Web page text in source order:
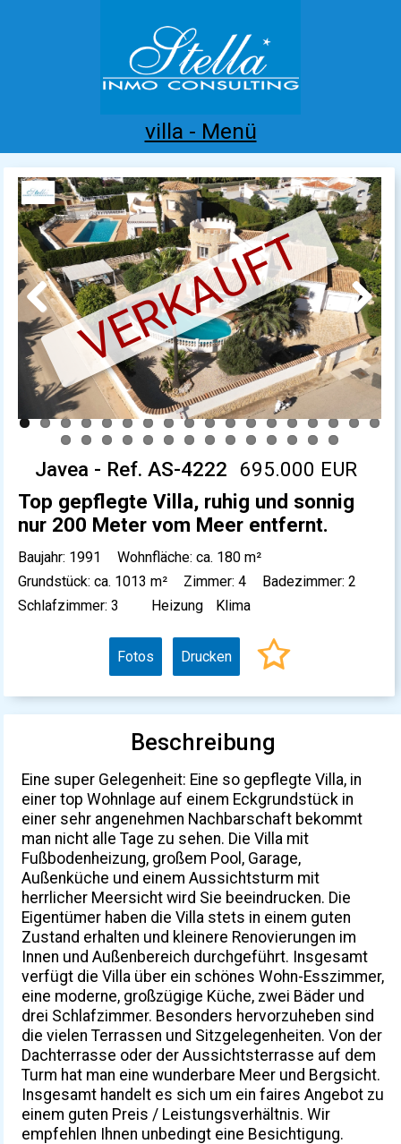
villa - Menü
Home Costa Blanca Kaufen Mieten
Neubau Infos Referenzen Kontakt
VERKAUFT
Previous Next
Javea - Ref. AS-4222
695.000 EUR
Top gepflegte Villa, ruhig und sonnig
nur 200 Meter vom Meer entfernt.
Baujahr: 1991
Wohnfläche: ca. 180 m²
Grundstück: ca. 1013 m²
Zimmer: 4
Badezimmer: 2
Schlafzimmer: 3
Heizung Klima
Fotos Drucken
Beschreibung
Eine super Gelegenheit: Eine so gepflegte Villa, in
einer top Wohnlage auf einem Eckgrundstück in
einer sehr angenehmen Nachbarschaft bekommt
man nicht alle Tage zu sehen. Die Villa mit
Fußbodenheizung, großem Pool, Garage,
Außenküche und einem Aussichtsturm mit
herrlicher Meersicht wird Sie beeindrucken. Die
Eigentümer haben die Villa stets in einem guten
Zustand erhalten und kleinere Renovierungen im
Innen und Außenbereich durchgeführt. Insgesamt
verfügt die Villa über ein schönes Wohn-Esszimmer,
eine moderne, großzügige Küche, zwei Bäder und
drei Schlafzimmer. Besonders hervorzuheben sind
die vielen Terrassen und Sitzgelegenheiten. Von der
Dachterrasse oder der Aussichtsterrasse auf dem
Turm hat man eine wunderbare Meer und Bergsicht.
Insgesamt handelt es sich um ein faires Angebot zu
einem guten Preis / Leistungsverhältnis. Wir
empfehlen Ihnen unbedingt eine Besichtigung.